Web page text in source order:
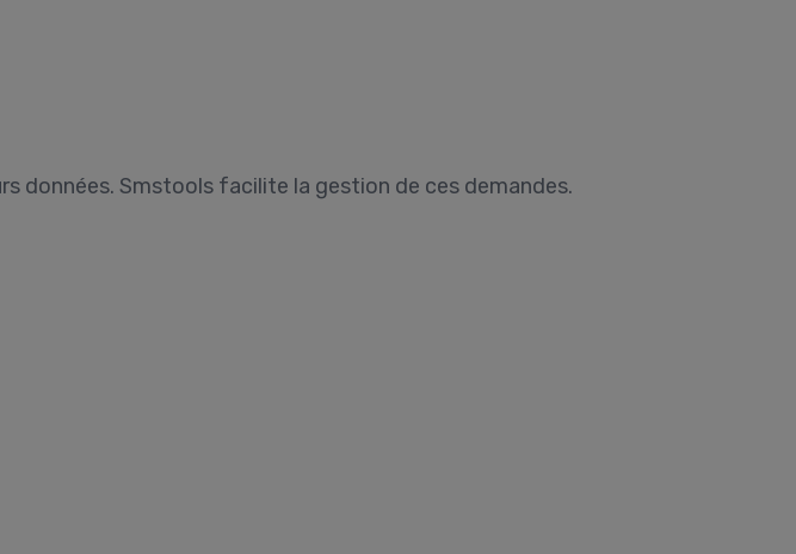
données. Smstools facilite la gestion de ces demandes.